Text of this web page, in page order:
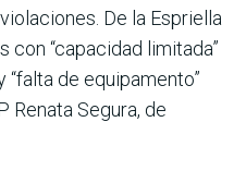
De la Espriella
“capacidad limitada”
de equipamento”
Renata Segura, de